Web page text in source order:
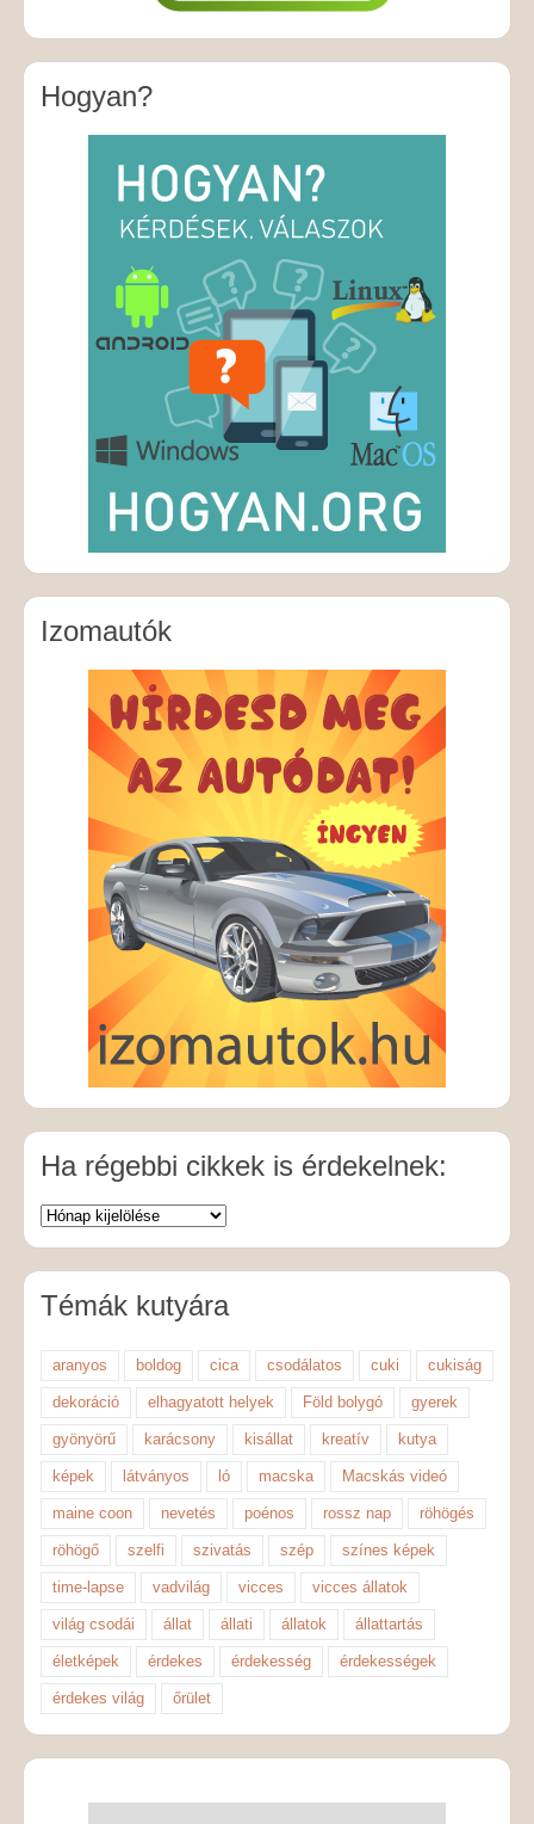
Hogyan?
Izomautók
Ha régebbi cikkek is érdekelnek:
Témák kutyára
aranyos boldog cica csodálatos cuki cukiság
dekoráció elhagyatott helyek Föld bolygó gyerek
gyönyörű karácsony kisállat kreatív kutya
képek látványos ló macska Macskás videó
maine coon nevetés poénos rossz nap röhögés
röhögő szelfi szivatás szép színes képek
time-lapse vadvilág vicces vicces állatok
világ csodái állat állati állatok állattartás
életképek érdekes érdekesség érdekességek
érdekes világ őrület